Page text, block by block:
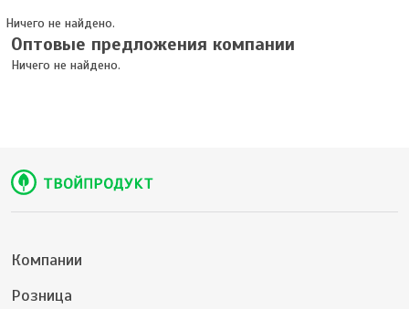
Ничего не найдено.
Оптовые предложения компании
Ничего не найдено.
Компании
Розница